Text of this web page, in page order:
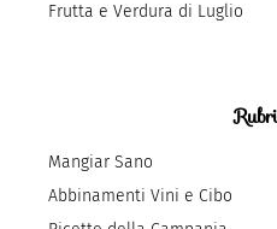
Frutta e Verdura di Luglio
Mangiar Sano
Abbinamenti Vini e Cibo